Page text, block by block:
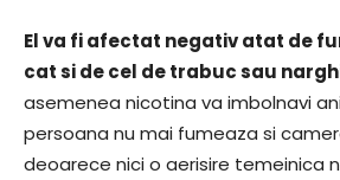
El va fi afectat negativ atat de
cat si de cel de trabuc sau
asemenea nicotina va imbolnavi
persoana nu mai fumeaza si
deoarece nici o aerisire temeinica